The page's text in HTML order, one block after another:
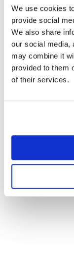
We use cookies
provide social
We also share
our social media,
may combine it
provided to them
of their services.
Tips e
L’Australia è
intervista a
GEN